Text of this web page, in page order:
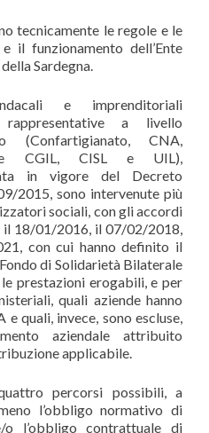
tecnicamente le regole e le
il funzionamento dell’Ente
Sardegna.
e imprenditoriali
rappresentative a livello
(Confartigianato, CNA,
e CGIL, CISL e UIL),
in vigore del Decreto
2015, sono intervenute più
sociali, con gli accordi
18/01/2016, il 07/02/2018,
con cui hanno definito il
di Solidarietà Bilaterale
prestazioni erogabili, e per
quali aziende hanno
e quali, invece, sono escluse,
aziendale attribuito
applicabile.
percorsi possibili, a
l’obbligo normativo di
l’obbligo contrattuale di